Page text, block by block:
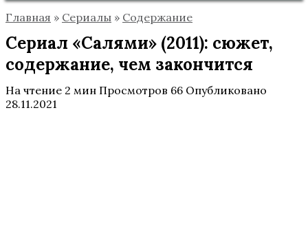
Главная » Сериалы » Содержание
Сериал «Салями» (2011): сюжет,
содержание, чем закончится
На чтение 2 мин Просмотров 66 Опубликовано
28.11.2021